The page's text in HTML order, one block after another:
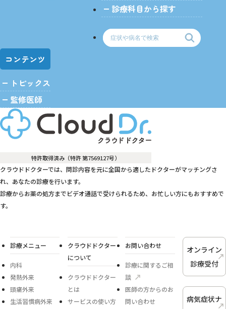
診療科目から探す
コンテンツ
トピックス
監修医師
特許取得済み（特許 第7569127号）
クラウドドクターでは、問診内容を元に全国から適したドクターがマッチングさ
れ、あなたの診療を行います。
診療からお薬の処方までビデオ通話で受けられるため、お忙しい方にもおすすめで
す。
診療メニュー
内科
発熱外来
頭痛外来
生活習慣病外来
クラウドドクター
について
クラウドドクター
とは
サービスの使い方
お問い合わせ
診療に関するご相
談
医師の方からのお
問い合わせ
オンライン
診療受付
病気症状ナ